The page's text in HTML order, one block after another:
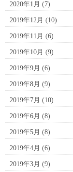
2020年1月 (7)
2019年12月 (10)
2019年11月 (6)
2019年10月 (9)
2019年9月 (6)
2019年8月 (9)
2019年7月 (10)
2019年6月 (8)
2019年5月 (8)
2019年4月 (6)
2019年3月 (9)